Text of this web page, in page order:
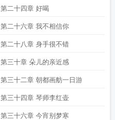
第二十四章 好喝
第二十六章 我不相信你
第二十八章 身手很不错
第三十章 朵儿的亲近感
第三十二章 朝都画舫一日游
第三十四章 琴师李红壶
第三十六章 今宵别梦寒